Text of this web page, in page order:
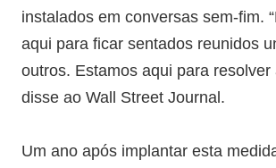
instalados em conversas sem-fim.
aqui para ficar sentados reunidos
outros. Estamos aqui para resolver
disse ao Wall Street Journal.
Um ano após implantar esta